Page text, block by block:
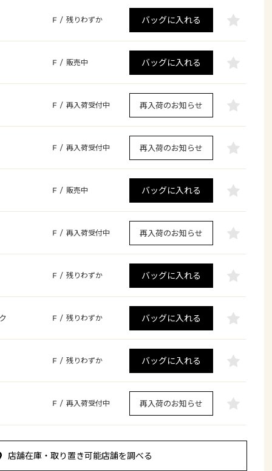
F / 残りわずか バッグに入れる
F / 販売中 バッグに入れる
F / 再入荷受付中 再入荷のお知らせ
F / 再入荷受付中 再入荷のお知らせ
F / 販売中 バッグに入れる
F / 再入荷受付中 再入荷のお知らせ
F / 残りわずか バッグに入れる
F / 残りわずか バッグに入れる
F / 残りわずか バッグに入れる
F / 再入荷受付中 再入荷のお知らせ
店舗在庫・取り置き可能店舗を調べる